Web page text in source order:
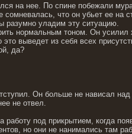
на нее. По спине побежали
что он убьет ее на
уладим эту ситуацию.
нормальным тоном. Он усилил
выведет из себя всех
да?
Он больше не нависал
не отвел.
под прикрытием, когда
но они не нанимались там